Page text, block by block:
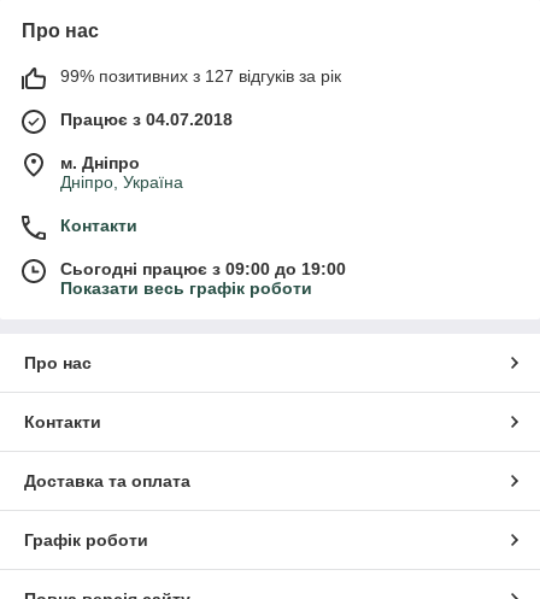
1-3 дні, доставку оплачує одержувач
безкоштовною доставкою). Є
повернення
Про нас
99% позитивних з 127 відгуків за рік
Працює з 04.07.2018
м. Дніпро
Дніпро, Україна
Контакти
Сьогодні працює з 09:00 до 19:00
Показати весь графік роботи
Про нас
Контакти
Доставка та оплата
Графік роботи